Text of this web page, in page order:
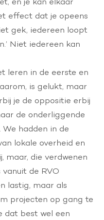
effect dat je opeens
gek, iedereen loopt
Niet iedereen kan
leren in de eerste en
is gelukt, maar
je de oppositie erbij
de onderliggende
hadden in de
lokale overheid en
maar, die verdwenen
de RVO
lastig, maar als
projecten op gang te
dat best wel een